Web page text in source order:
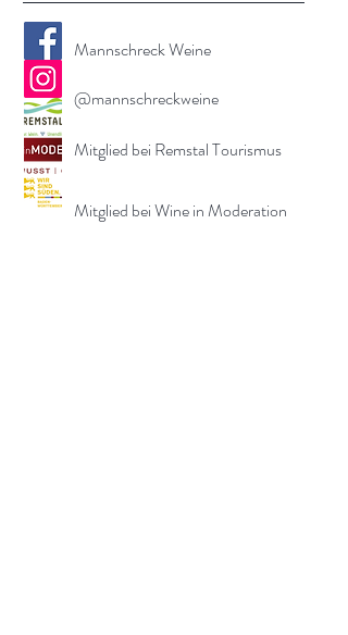
Mannschreck Weine
@mannschreckweine
Mitglied bei Remstal Tourismus
Mitglied bei Wine in Moderation